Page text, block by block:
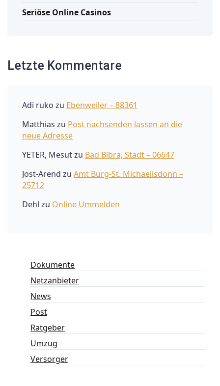
Seriöse Online Casinos
Letzte Kommentare
Adi ruko zu Ebenweiler – 88361
Matthias zu Post nachsenden lassen an die
neue Adresse
YETER, Mesutzu Bad Bibra, Stadt – 06647
Jost-Arend zu Amt Burg-St. Michaelisdonn –
25712
Dehl zu Online Ummelden
Dokumente
Netzanbieter
News
Post
Ratgeber
Umzug
Versorger